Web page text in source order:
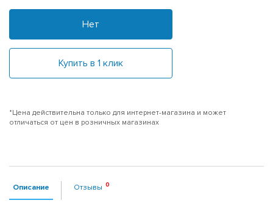
Нет
Купить в 1 клик
*Цена действительна только для интернет-магазина и может
отличаться от цен в розничных магазинах
Описание Отзывы